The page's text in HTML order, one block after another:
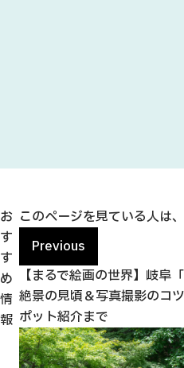
お
す
す
め
情
報
このページを見ている人は
Previous
【まるで絵画の世界】岐阜
絶景の見頃＆写真撮影のコ
ポット紹介まで